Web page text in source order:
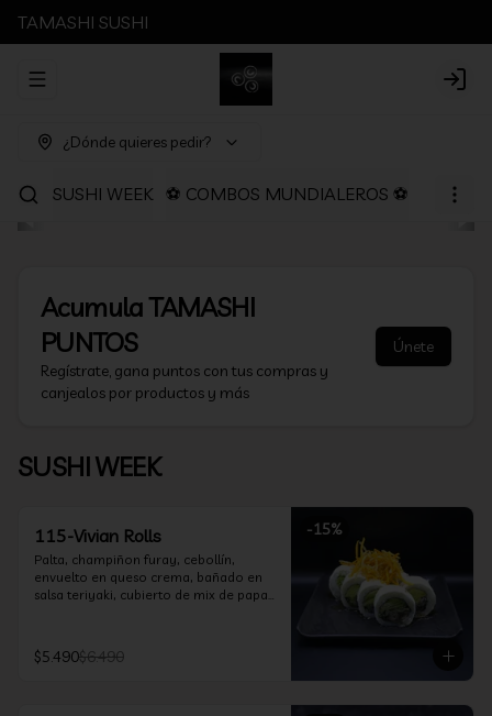
TAMASHI SUSHI
Abrir menu de navegación Login
¿Dónde quieres pedir?
SUSHI WEEK ⚽ COMBOS MUNDIALEROS ⚽
AcumulaTAMASHI
PUNTOS
Regístrate, gana puntos con tus compras y
canjealos por productos y más
Únete
SUSHI WEEK
-15%
115-Vivian Rolls
Palta, champiñon furay, cebollín,
envuelto en queso crema, bañado en
salsa teriyaki, cubierto de mix de papas
$5.490$6.490